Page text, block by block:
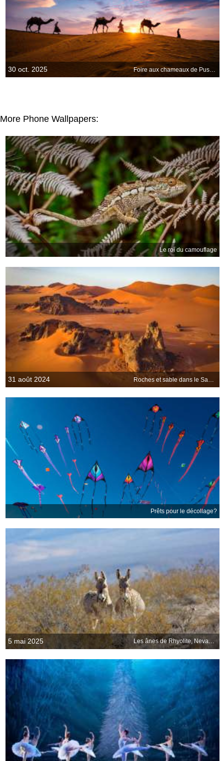
30 oct. 2025 Foire aux chameaux de Pushkar, Inde
More Phone Wallpapers:
Le roi du camouflage
31 août 2024 Roches et sable dans le Sahara, Algérie
Prêts pour le décollage?
5 mai 2025 Les ânes de Rhyolite, Nevada, États-Unis